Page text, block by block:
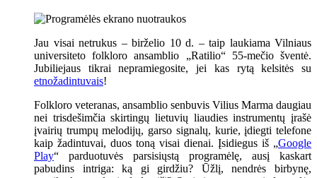
Jau visai netrukus – birželio 10 d. – taip laukiama Vilniaus
universiteto folkloro ansamblio „Ratilio“ 55-mečio šventė.
Jubiliejaus tikrai nepramiegosite, jei kas rytą kelsitės su
etnožadintuvais!
Folkloro veteranas, ansamblio senbuvis Vilius Marma daugiau
nei trisdešimčia skirtingų lietuvių liaudies instrumentų įrašė
įvairių trumpų melodijų, garso signalų, kurie, įdiegti telefone
kaip žadintuvai, duos toną visai dienai. Įsidiegus iš „Google
Play“ parduotuvės parsisiųstą programėlę, ausį kaskart
pabudins intriga: ką gi girdžiu? Ūžlį, nendrės birbynę,